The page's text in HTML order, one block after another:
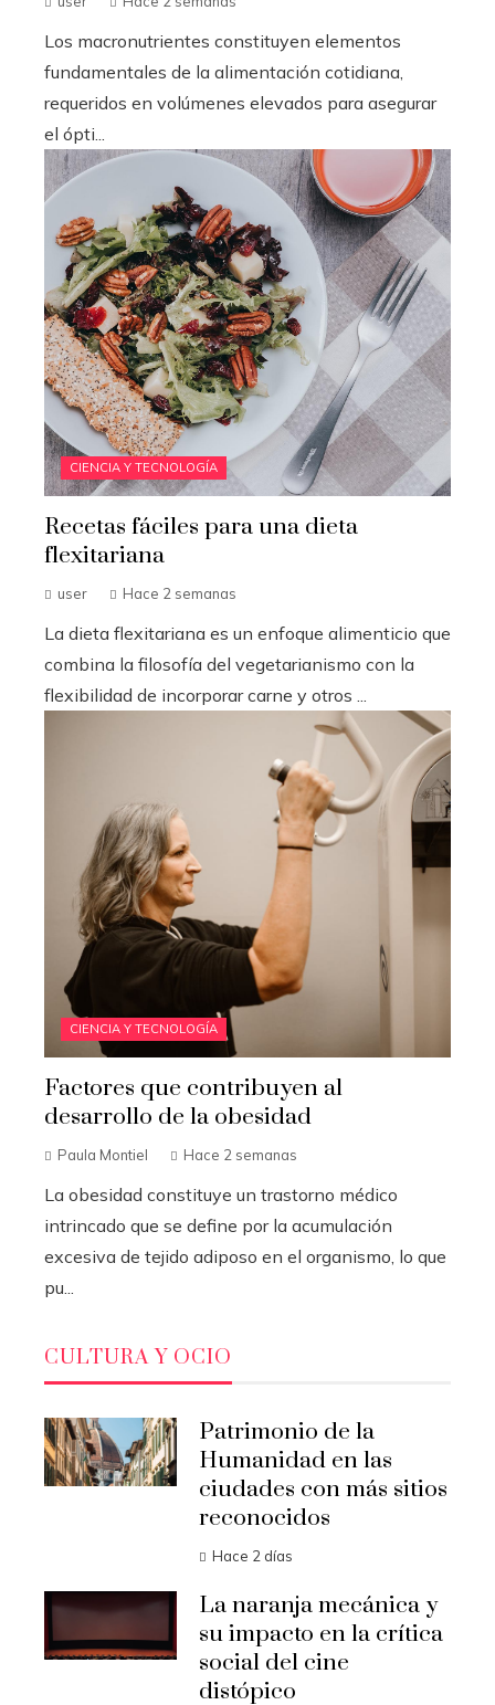
Los macronutrientes constituyen elementos
fundamentales de la alimentación cotidiana,
requeridos en volúmenes elevados para asegurar
el ópti...
CIENCIA Y TECNOLOGÍA
Recetas fáciles para una dieta
flexitariana
user Hace 2 semanas
La dieta flexitariana es un enfoque alimenticio que
combina la filosofía del vegetarianismo con la
flexibilidad de incorporar carne y otros ...
CIENCIA Y TECNOLOGÍA
Factores que contribuyen al
desarrollo de la obesidad
Paula Montiel Hace 2 semanas
La obesidad constituye un trastorno médico
intrincado que se define por la acumulación
excesiva de tejido adiposo en el organismo, lo que
pu...
CULTURA Y OCIO
Patrimonio de la
Humanidad en las
ciudades con más sitios
reconocidos
Hace 2 días
La naranja mecánica y
su impacto en la crítica
social del cine
distópico